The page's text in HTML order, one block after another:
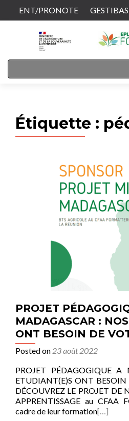
ENT/PRONOTE
Étiquette :
PROJET
MADAGASCAR :
ONT BESOIN DE
Posted on 23 août 2022
PROJET PÉDAGOGIQUE A
ETUDIANT(E)S ONT
DÉCOUVREZ LE PROJET DE
APPRENTISSAGE au CFAA
cadre de leur formation[…]